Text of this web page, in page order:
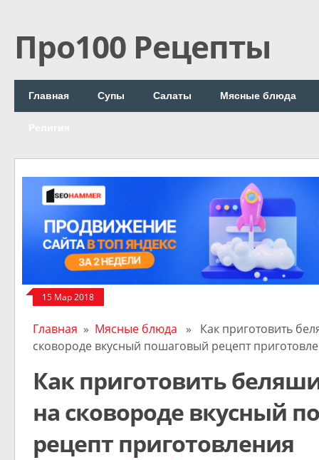
Про100 Рецепты
Главная Супы Салаты Мясные блюда
15 Мар 2018
Главная » Мясные блюда » Как приготовить
сковороде вкусный пошаговый рецепт
Как приготовить
на сковороде вкусный
рецепт приготовления